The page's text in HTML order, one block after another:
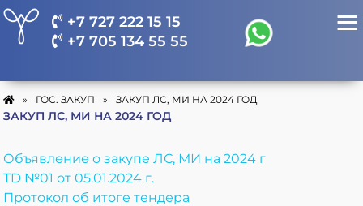
+7 727 222 15 15
+7 705 134 55 55
» ГОС. ЗАКУП » ЗАКУП ЛС, МИ НА 2024 ГОД
ЗАКУП ЛС, МИ НА 2024 ГОД
Объявление о закупе ЛС, МИ на 2024 г
TD №01 от 05.01.2024 г.
Протокол об итоге тендера